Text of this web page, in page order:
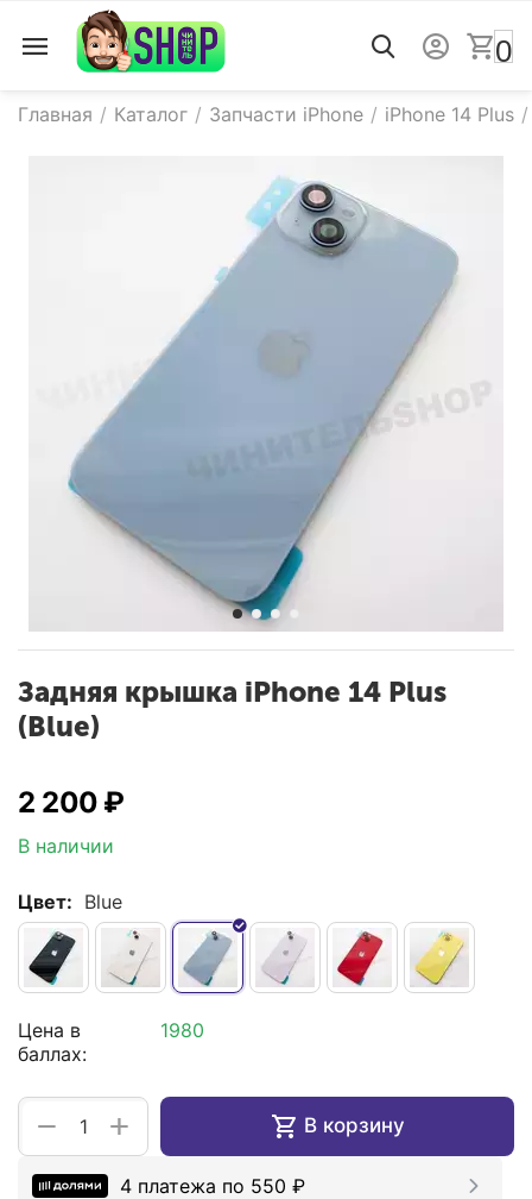
0
Главная / Каталог / Запчасти iPhone / iPhone 14 Plus /
Задняя крышка iPhone 14 Plus
(Blue)
2 200 ₽
В наличии
Цвет: Blue
Цена в
баллах:
1980
+
− В корзину
4 платежа по 550 ₽